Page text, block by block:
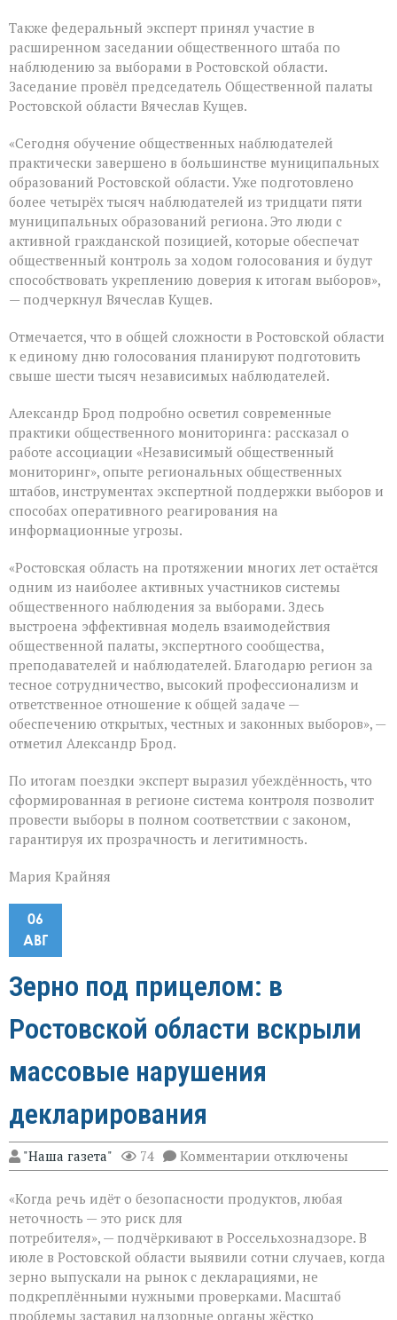
Также федеральный эксперт принял участие в
расширенном заседании общественного штаба по
наблюдению за выборами в Ростовской области.
Заседание провёл председатель Общественной палаты
Ростовской области Вячеслав Кущев.
«Сегодня обучение общественных наблюдателей
практически завершено в большинстве муниципальных
образований Ростовской области. Уже подготовлено
более четырёх тысяч наблюдателей из тридцати пяти
муниципальных образований региона. Это люди с
активной гражданской позицией, которые обеспечат
общественный контроль за ходом голосования и будут
способствовать укреплению доверия к итогам выборов»,
— подчеркнул Вячеслав Кущев.
Отмечается, что в общей сложности в Ростовской области
к единому дню голосования планируют подготовить
свыше шести тысяч независимых наблюдателей.
Александр Брод подробно осветил современные
практики общественного мониторинга: рассказал о
работе ассоциации «Независимый общественный
мониторинг», опыте региональных общественных
штабов, инструментах экспертной поддержки выборов и
способах оперативного реагирования на
информационные угрозы.
«Ростовская область на протяжении многих лет остаётся
одним из наиболее активных участников системы
общественного наблюдения за выборами. Здесь
выстроена эффективная модель взаимодействия
общественной палаты, экспертного сообщества,
преподавателей и наблюдателей. Благодарю регион за
тесное сотрудничество, высокий профессионализм и
ответственное отношение к общей задаче —
обеспечению открытых, честных и законных выборов», —
отметил Александр Брод.
По итогам поездки эксперт выразил убеждённость, что
сформированная в регионе система контроля позволит
провести выборы в полном соответствии с законом,
гарантируя их прозрачность и легитимность.
Мария Крайняя
06
АВГ
Зерно под прицелом: в
Ростовской области вскрыли
массовые нарушения
декларирования
"Наша газета" 74 Комментарии к
записи
под
Ростовской
области
вскрыли
массовые
нарушения
отключены
«Когда речь идёт о безопасности продуктов, любая
неточность — это риск для
потребителя», — подчёркивают в Россельхознадзоре. В
июле в Ростовской области выявили сотни случаев, когда
зерно выпускали на рынок с декларациями, не
подкреплёнными нужными проверками. Масштаб
проблемы заставил надзорные органы жёстко